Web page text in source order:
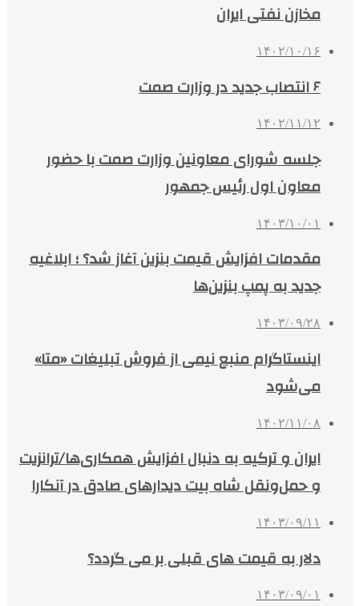
مخازن نفتی ایران
۱۴۰۲/۱۰/۱۶
۶ انتصاب جدید در وزارت صمت
۱۴۰۲/۱۱/۱۲
جلسه شورای معاونین وزارت صمت با حضور
معاون اول رئیس جمهور
۱۴۰۳/۱۰/۰۱
مقدمات افزایش قیمت بنزین آغاز شد؟ ؛ ابلاغیه
جدید به پمپ بنزین‌ها
۱۴۰۳/۰۹/۲۸
اینستاگرام منبع نیمی از فروش تبلیغات «متا»
می‌شود
۱۴۰۲/۱۱/۰۸
ایران و ترکیه به دنبال افزایش همکاری‌ها/ترانزیت
و حمل‌ونقل شاه بیت دیدارهای صادق در آنکارا
۱۴۰۳/۰۹/۱۱
دلار به قیمت های قبلی بر می گردد؟
۱۴۰۳/۰۹/۰۱